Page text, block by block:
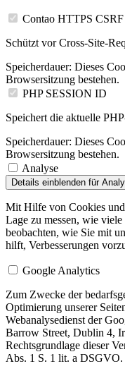
Contao HTTPS CSRF
Schützt vor Cross-Site-
Speicherdauer: Dieses
Browsersitzung bestehen.
PHP SESSION ID
Speichert die aktuelle
Speicherdauer: Dieses
Browsersitzung bestehen.
Analyse
Details einblenden für
Mit Hilfe von Cookies
Lage zu messen, wie
beobachten, wie Sie mit
hilft, Verbesserungen
Google Analytics
Zum Zwecke der
Optimierung unserer
Webanalysedienst der
Barrow Street, Dublin 4,
Rechtsgrundlage dieser
Abs. 1 S. 1 lit. a DSGVO.